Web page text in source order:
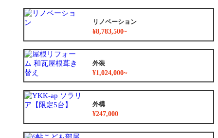
リノベーション
¥8,783,500~
外装
¥1,024,000~
外構
¥247,000